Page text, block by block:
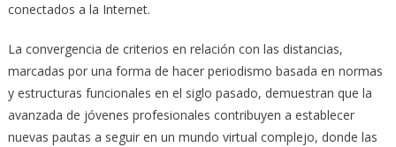
conectados a la Internet.
La convergencia de criterios en relación con las distancias,
marcadas por una forma de hacer periodismo basada en normas
y estructuras funcionales en el siglo pasado, demuestran que la
avanzada de jóvenes profesionales contribuyen a establecer
nuevas pautas a seguir en un mundo virtual complejo, donde las